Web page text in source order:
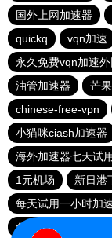
国外上网加速器
quickq
vqn加速
永久免费vqn加速外
油管加速器
芒
chinese-free-vpn
小猫咪ciash加速器
海外加速器七天试用
1元机场
新日港
每天试用一小时加
免费vqn加速